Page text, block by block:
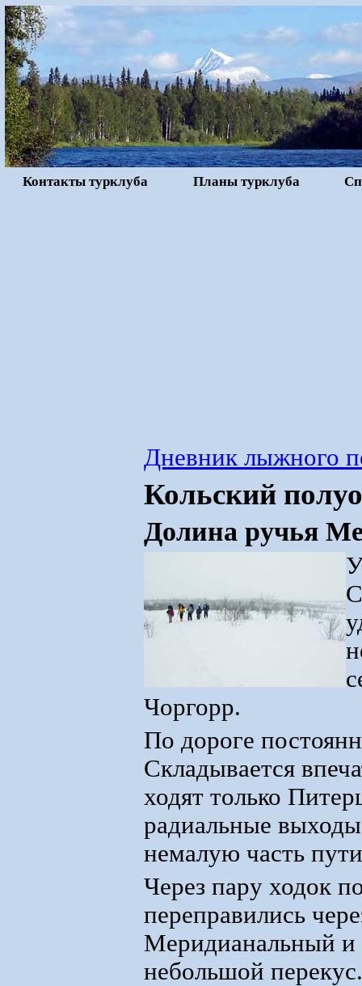
Контакты турклуба Планы турклуба
Дневник лыжного
Кольский
Долина ручья
Чоргорр.
По дороге
Складывается
ходят только
радиальные
немалую часть
Через пару ходок
переправились
Меридианальный и
небольшой